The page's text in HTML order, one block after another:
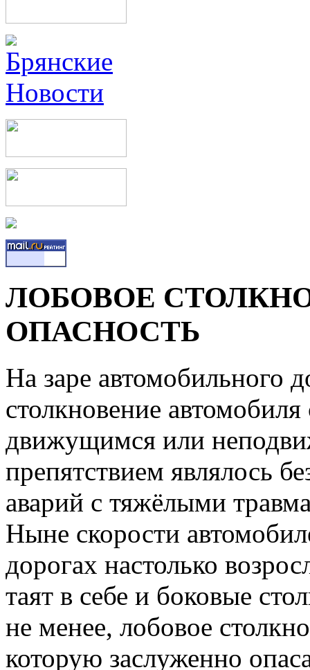
ЛОБОВОЕ
ОПАСНОСТЬ
На заре автомобильного
столкновение
движущимся или
препятствием являлось
аварий с тяжёлыми
Ныне скорости
дорогах настолько
таят в себе и боковые
не менее, лобовое
которую заслуженно